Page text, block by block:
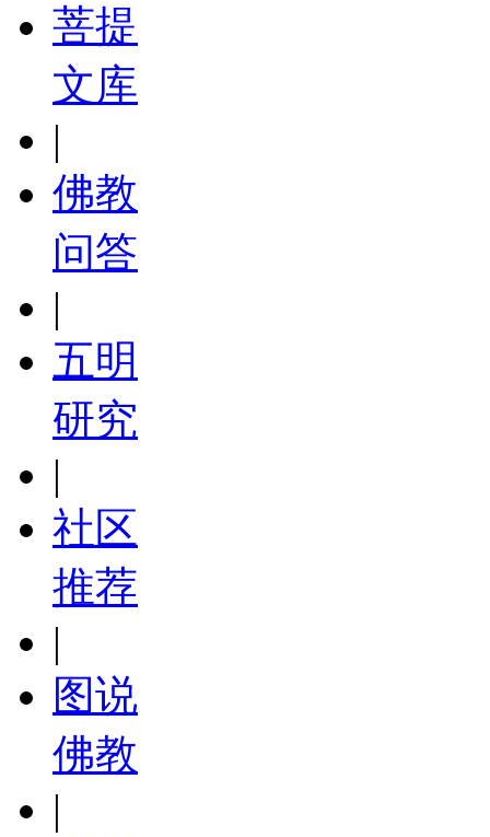
菩提
文库
|
佛教
问答
|
五明
研究
|
社区
推荐
|
图说
佛教
|